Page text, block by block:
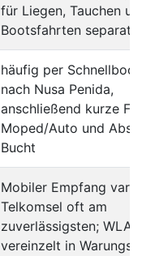
für Liegen, Tauchen
Bootsfahrten separat
häufig per
nach Nusa Penida,
anschließend kurze
Moped/Auto und
Bucht
Mobiler Empfang
Telkomsel oft am
zuverlässigsten; WLAN
vereinzelt in Warungs